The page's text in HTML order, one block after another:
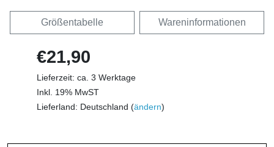
Größentabelle Wareninformationen
€21,90
Lieferzeit: ca. 3 Werktage
Inkl. 19% MwST
Lieferland: Deutschland (ändern)